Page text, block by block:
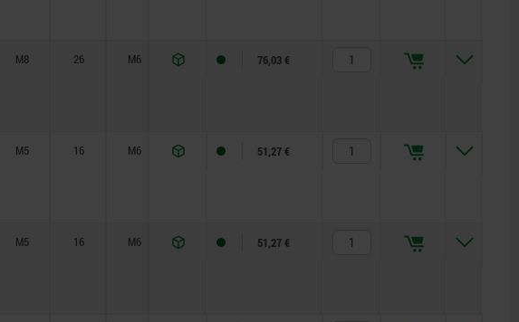
M8 26 M6 26,1 82
76,03 €
M5 16 M6 17,4 47,5
51,27 €
M5 16 M6 17,4 47,5
51,27 €